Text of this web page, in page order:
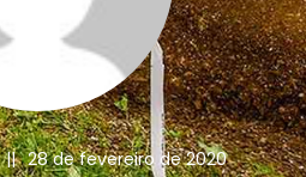
|| 28 de fevereiro de 2020